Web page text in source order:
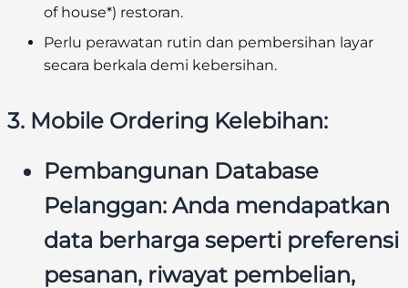
of house*) restoran.
Perlu perawatan rutin dan pembersihan layar
secara berkala demi kebersihan.
3. Mobile Ordering Kelebihan:
Pembangunan Database
Pelanggan: Anda mendapatkan
data berharga seperti preferensi
pesanan, riwayat pembelian,